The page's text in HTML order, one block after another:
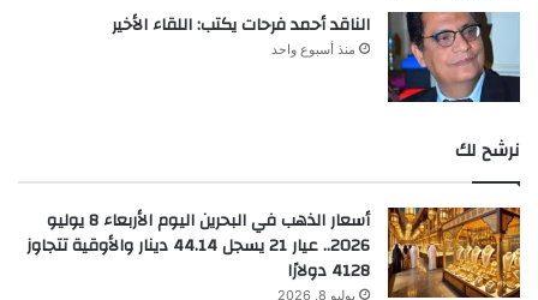
الناقد أحمد فرحات يكتب: اللقاء الأخير
منذ أسبوع واحد
نرشح لك
أسعار الذهب في البحرين اليوم الأربعاء 8 يوليو
2026.. عيار 21 يسجل 44.14 دينار والأوقية تتجاوز
4128 دولارًا
يوليو 8, 2026